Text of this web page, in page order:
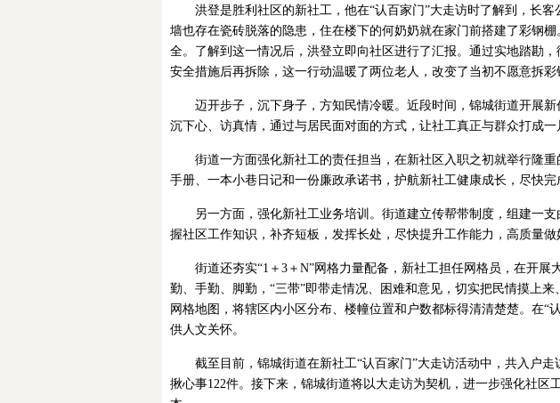
洪登是胜利社区的新社工，他在“认百家门”大走访时了解到，长
墙也存在瓷砖脱落的隐患，住在楼下的何奶奶就在家门前搭建了彩钢
全。了解到这一情况后，洪登立即向社区进行了汇报。通过实地踏勘
安全措施后再拆除，这一行动温暖了两位老人，改变了当初不愿意拆彩
迈开步子，沉下身子，方知民情冷暖。近段时间，锦城街道开展
沉下心、访真情，通过与居民面对面的方式，让社工真正与群众打成一
街道一方面强化新社工的责任担当，在新社区入职之初就举行隆
手册、一本小巷日记和一份廉政承诺书，护航新社工健康成长，尽快完
另一方面，强化新社工业务培训。街道建立传帮带制度，组建一
握社区工作知识，补齐短板，发挥长处，尽快提升工作能力，高质量做
街道还夯实“1＋3＋N”网格力量配备，新社工担任网格员，在开展
勤、手勤、脚勤，“三带”即带走情况、困难和意见，切实把民情摸上
网格地图，将辖区内小区分布、楼幢位置和户数都标得清清楚楚。在
供人文关怀。
截至目前，锦城街道在新社工“认百家门”大走访活动中，共入户
揪心事122件。接下来，锦城街道将以大走访为契机，进一步强化社